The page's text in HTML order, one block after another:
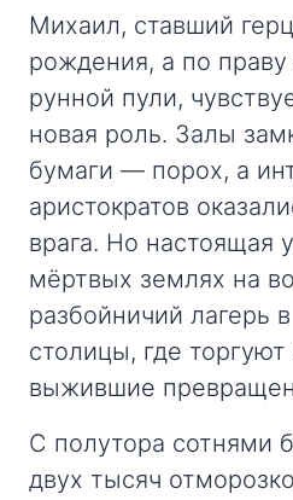
Михаил, ставший
рождения, а по праву
рунной пули,
новая роль. Залы
бумаги — порох, а
аристократов
врага. Но настоящая
мёртвых землях на
разбойничий лагерь
столицы, где
выжившие
С полутора сотнями
двух тысяч